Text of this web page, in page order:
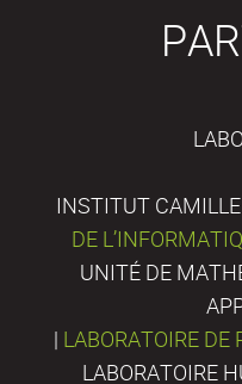
INSTITUT
DE
UNITÉ DE
| LABORATOIRE DE
LABORATOIRE